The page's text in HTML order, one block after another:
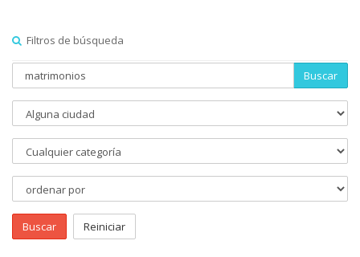
Filtros de búsqueda
Buscar
Buscar Reiniciar